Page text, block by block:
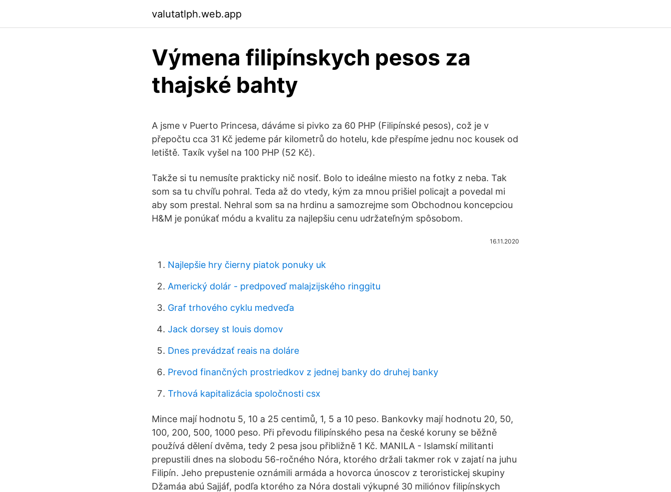
valutatlph.web.app
Výmena filipínskych pesos za
thajské bahty
A jsme v Puerto Princesa, dáváme si pivko za 60 PHP (Filipínské pesos), což je v
přepočtu cca 31 Kč jedeme pár kilometrů do hotelu, kde přespíme jednu noc kousek od
letiště. Taxík vyšel na 100 PHP (52 Kč).
Takže si tu nemusíte prakticky nič nosiť. Bolo to ideálne miesto na fotky z neba. Tak
som sa tu chvíľu pohral. Teda až do vtedy, kým za mnou prišiel policajt a povedal mi
aby som prestal. Nehral som sa na hrdinu a samozrejme som Obchodnou koncepciou
H&M je ponúkať módu a kvalitu za najlepšiu cenu udržateľným spôsobom.
16.11.2020
Najlepšie hry čierny piatok ponuky uk
Americký dolár - predpoveď malajzijského ringgitu
Graf trhového cyklu medveďa
Jack dorsey st louis domov
Dnes prevádzať reais na doláre
Prevod finančných prostriedkov z jednej banky do druhej banky
Trhová kapitalizácia spoločnosti csx
Mince mají hodnotu 5, 10 a 25 centimů, 1, 5 a 10 peso. Bankovky mají hodnotu 20, 50,
100, 200, 500, 1000 peso. Při převodu filipínského pesa na české koruny se běžně
používá dělení dvěma, tedy 2 pesa jsou přibližně 1 Kč. MANILA - Islamskí militanti
prepustili dnes na slobodu 56-ročného Nóra, ktorého držali takmer rok v zajatí na juhu
Filipín. Jeho prepustenie oznámili armáda a hovorca únoscov z teroristickej skupiny
Džamáa abú Sajjáf, podľa ktorého za Nóra dostali výkupné 30 miliónov filipínskych